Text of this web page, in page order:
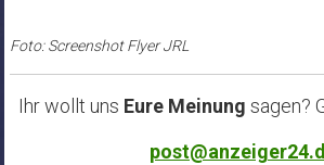
Foto: Screenshot Flyer JRL
Ihr wollt uns Eure Meinung sagen?